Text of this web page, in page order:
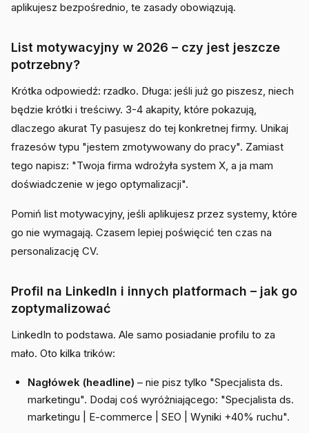
aplikujesz bezpośrednio, te zasady obowiązują.
List motywacyjny w 2026 – czy jest jeszcze
potrzebny?
Krótka odpowiedź: rzadko. Długa: jeśli już go piszesz, niech
będzie krótki i treściwy. 3-4 akapity, które pokazują,
dlaczego akurat Ty pasujesz do tej konkretnej firmy. Unikaj
frazesów typu "jestem zmotywowany do pracy". Zamiast
tego napisz: "Twoja firma wdrożyła system X, a ja mam
doświadczenie w jego optymalizacji".
Pomiń list motywacyjny, jeśli aplikujesz przez systemy, które
go nie wymagają. Czasem lepiej poświęcić ten czas na
personalizację CV.
Profil na LinkedIn i innych platformach – jak go
zoptymalizować
LinkedIn to podstawa. Ale samo posiadanie profilu to za
mało. Oto kilka trików:
Nagłówek (headline) – nie pisz tylko "Specjalista ds.
marketingu". Dodaj coś wyróżniającego: "Specjalista ds.
marketingu | E-commerce | SEO | Wyniki +40% ruchu".